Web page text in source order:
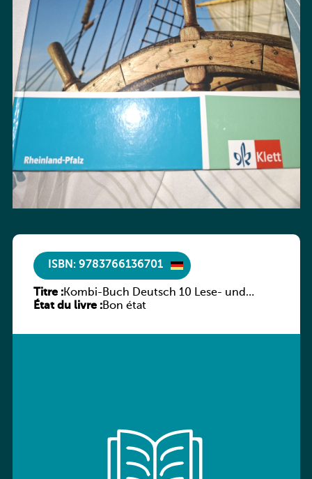
ISBN: 9783766136701
Titre :Kombi-Buch Deutsch 10 Lese- und
Sprachbuch
État du livre :Bon état